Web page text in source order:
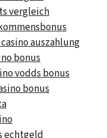
vergleich
auszahlung
bonus
vodds bonus
bonus